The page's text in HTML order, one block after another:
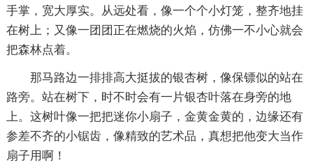
手掌，宽大厚实。从远处看，像一个个小灯笼，整齐地挂
在树上；又像一团团正在燃烧的火焰，仿佛一不小心就会
把森林点着。
那马路边一排排高大挺拔的银杏树，像保镖似的站在
路旁。站在树下，时不时会有一片银杏叶落在身旁的地
上。这树叶像一把把迷你小扇子，金黄金黄的，边缘还有
参差不齐的小锯齿，像精致的艺术品，真想把他变大当作
扇子用啊！